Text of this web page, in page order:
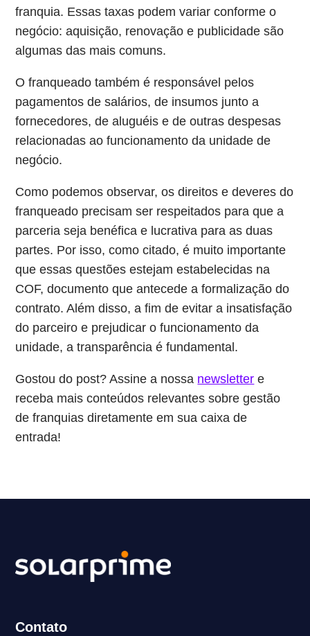
franquia. Essas taxas podem variar conforme o
negócio: aquisição, renovação e publicidade são
algumas das mais comuns.
O franqueado também é responsável pelos
pagamentos de salários, de insumos junto a
fornecedores, de aluguéis e de outras despesas
relacionadas ao funcionamento da unidade de
negócio.
Como podemos observar, os direitos e deveres do
franqueado precisam ser respeitados para que a
parceria seja benéfica e lucrativa para as duas
partes. Por isso, como citado, é muito importante
que essas questões estejam estabelecidas na
COF, documento que antecede a formalização do
contrato. Além disso, a fim de evitar a insatisfação
do parceiro e prejudicar o funcionamento da
unidade, a transparência é fundamental.
Gostou do post? Assine a nossa newsletter e
receba mais conteúdos relevantes sobre gestão
de franquias diretamente em sua caixa de
entrada!
Contato